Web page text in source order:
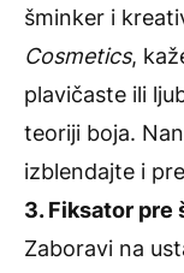
šminker i
Cosmetics,
plavičaste ili
teoriji boja.
izblendajte i
3. Fiksator pre
Zaboravi na